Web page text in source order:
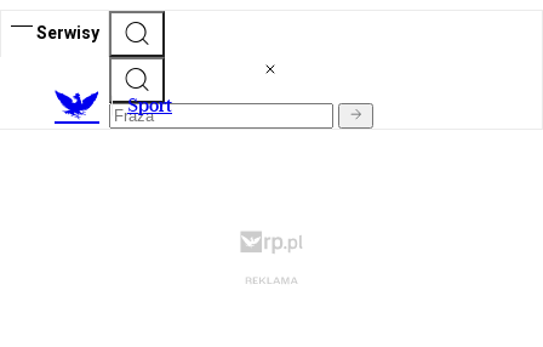
Serwisy
Sport